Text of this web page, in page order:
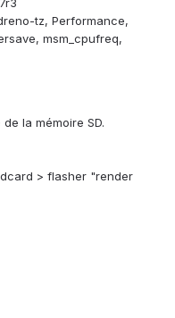
tz, Performance,
msm_cpufreq,
la mémoire SD.
> flasher "render